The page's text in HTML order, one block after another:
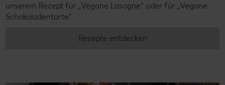
unserem Rezept für „Vegane Lasagne“ oder für „Vegane
Schokoladentorte“.
Rezepte entdecken